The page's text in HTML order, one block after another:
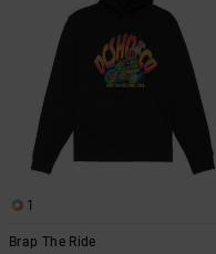
1
Brap The Ride